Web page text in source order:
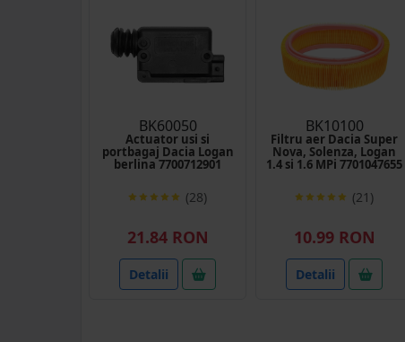
BK60050
Actuator usi si
portbagaj Dacia Logan
berlina 7700712901
(28)
21.84 RON
Detalii
BK10100
Filtru aer Dacia Super
Nova, Solenza, Logan
1.4 si 1.6 MPi 7701047655
(21)
10.99 RON
Detalii